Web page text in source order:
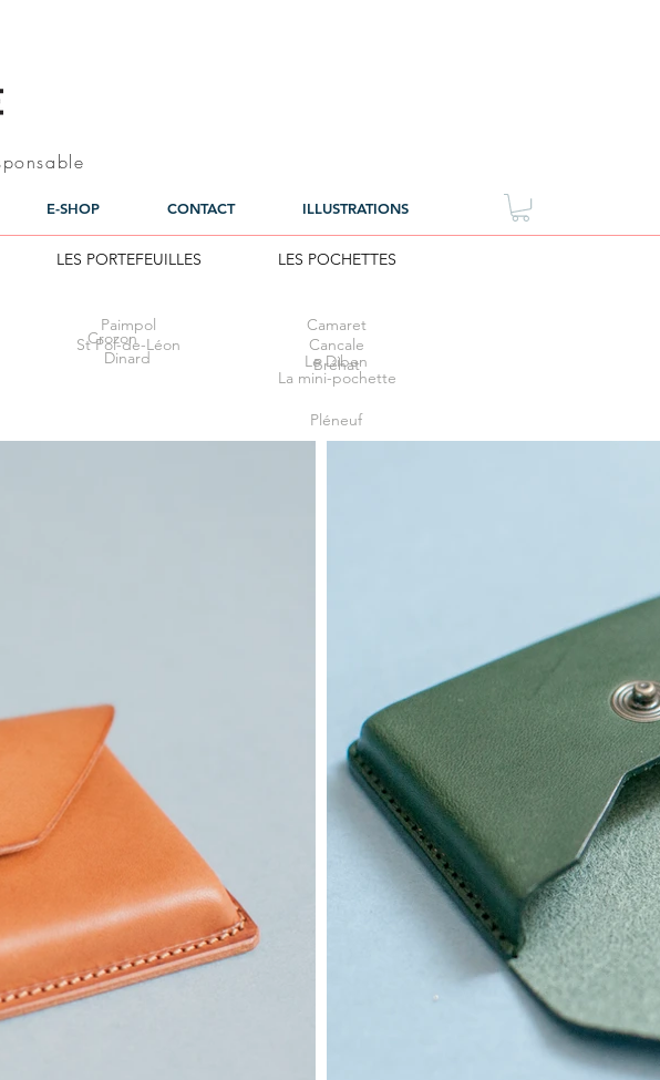
E-SHOP CONTACT ILLUSTRATIONS
LES PORTEFEUILLES
Paimpol
St Pol-de-Léon
LES POCHETTES
Camaret
Cancale
Bréhat
La mini-pochette
Crozon
Dinard
Pléneuf
Le Diben